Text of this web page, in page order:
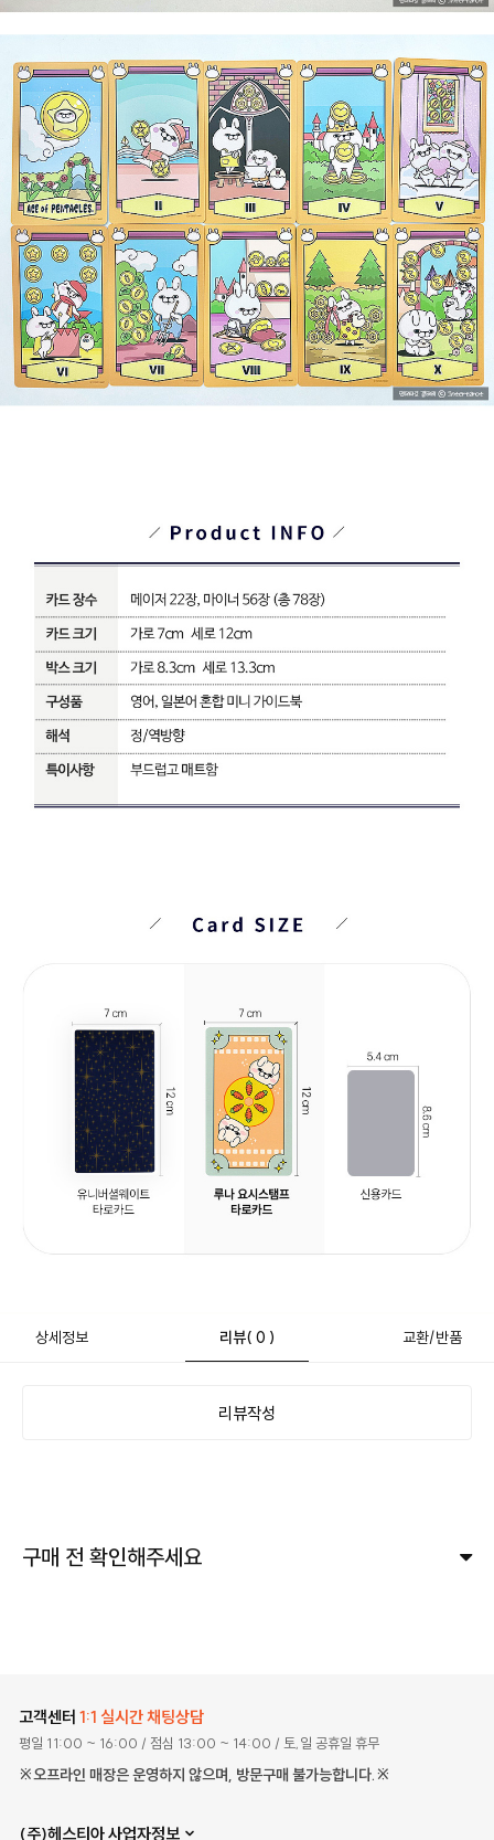
상세정보 리뷰( 0 ) 교환/반품
리뷰작성
구매 전 확인해주세요
고객센터 1:1 실시간 채팅상담
평일 11:00 ~ 16:00 / 점심 13:00 ~ 14:00 / 토,일 공휴일 휴무
※오프라인 매장은 운영하지 않으며, 방문구매 불가능합니다.※
(주)헤스티아 사업자정보